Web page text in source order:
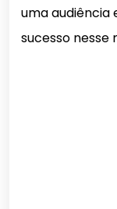
uma audiência
sucesso nesse